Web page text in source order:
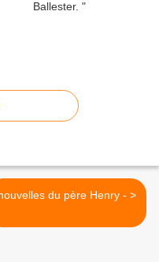
nouvelles du père Henry - >